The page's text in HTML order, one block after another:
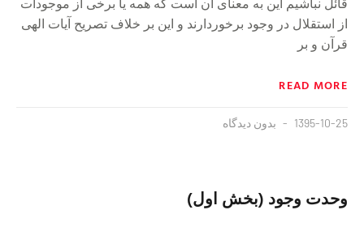
قائل نباشیم این به معنای آن است که همه یا برخی از موجودات
از استقلال در وجود برخوردارند و این بر خلاف تصریح آیات الهی
قرآن و بر
READ MORE
1395-10-25 بدون دیدگاه
وحدت وجود (بخش اول)